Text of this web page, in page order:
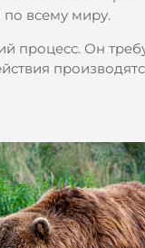
всему миру.
процесс. Он